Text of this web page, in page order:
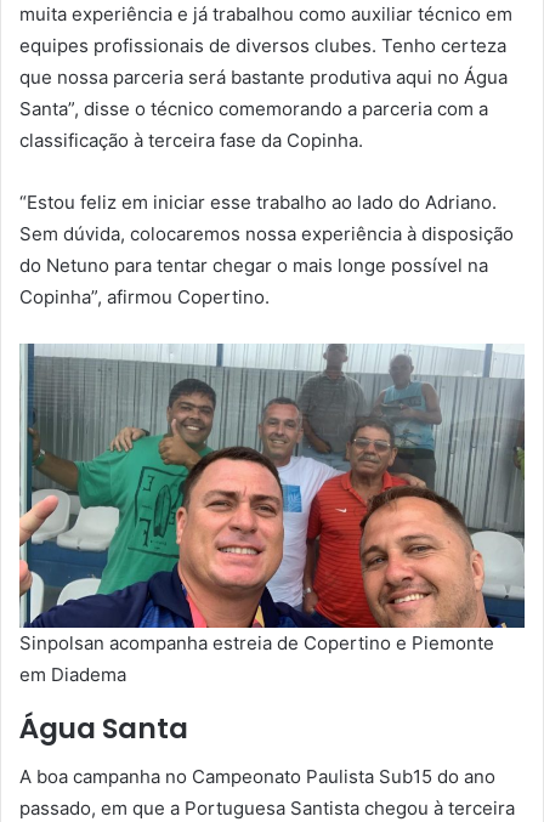
muita experiência e já trabalhou como auxiliar técnico em
equipes profissionais de diversos clubes. Tenho certeza
que nossa parceria será bastante produtiva aqui no Água
Santa”, disse o técnico comemorando a parceria com a
classificação à terceira fase da Copinha.
“Estou feliz em iniciar esse trabalho ao lado do Adriano.
Sem dúvida, colocaremos nossa experiência à disposição
do Netuno para tentar chegar o mais longe possível na
Copinha”, afirmou Copertino.
Sinpolsan acompanha estreia de Copertino e Piemonte
em Diadema
Água Santa
A boa campanha no Campeonato Paulista Sub15 do ano
passado, em que a Portuguesa Santista chegou à terceira